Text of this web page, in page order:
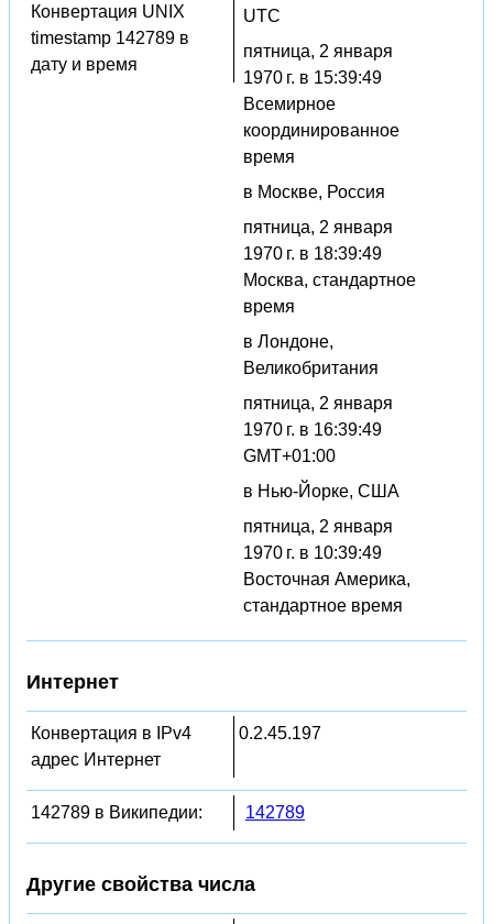
Конвертация UNIX
timestamp 142789 в
дату и время
UTC
пятница, 2 января
1970 г. в 15:39:49
Всемирное
координированное
время
в Москве, Россия
пятница, 2 января
1970 г. в 18:39:49
Москва, стандартное
время
в Лондоне,
Великобритания
пятница, 2 января
1970 г. в 16:39:49
GMT+01:00
в Нью-Йорке, США
пятница, 2 января
1970 г. в 10:39:49
Восточная Америка,
стандартное время
Интернет
Конвертация в IPv4
адрес Интернет
0.2.45.197
142789 в Википедии: 142789
Другие свойства числа